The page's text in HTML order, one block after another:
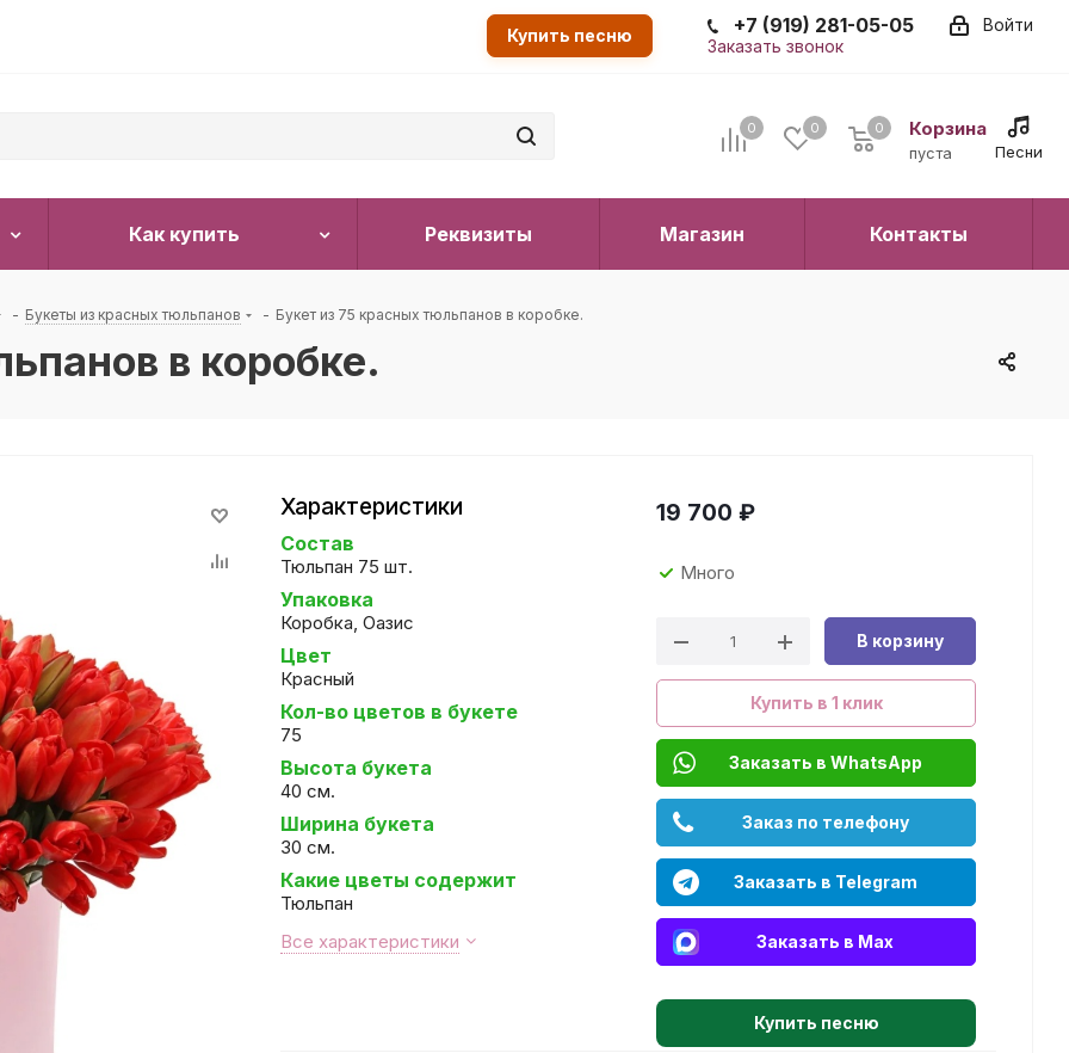
Войти
+7 (919) 281-05-05
Заказать звонок
Купить песню
0 0 Корзина
0
пуста
0
Песни
Как купить Реквизиты Магазин Контакты
- Букеты из красных тюльпанов - Букет из 75 красных тюльпанов в коробке.
в коробке.
Характеристики
Состав
Тюльпан 75 шт.
Упаковка
Коробка, Оазис
Цвет
Красный
Кол-во цветов в букете
75
Высота букета
40 см.
Ширина букета
30 см.
Какие цветы содержит
Тюльпан
Все характеристики
19 700 ₽
Много
В корзину
Купить в 1 клик
Заказать в WhatsApp
Заказ по телефону
Заказать в Telegram
Заказать в Max
Купить песню